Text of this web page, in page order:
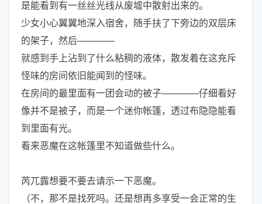
是能看到有一丝丝光线从废墟中散射出来的。
少女小心翼翼地深入宿舍，随手扶了下旁边的双层床
的架子，然后————
就感到手上沾到了什么粘稠的液体，散发着在这充斥
怪味的房间依旧能闻到的怪味。
在房间的最里面有一团会动的被子————仔细看好
像并不是被子，而是一个迷你帐篷，透过布隐隐能看
到里面有光。
看来恶魔在这帐篷里不知道做些什么。
芮兀露想要不要去请示一下恶魔。
（不，那不是找死吗。还是想再多享受一会正常的生